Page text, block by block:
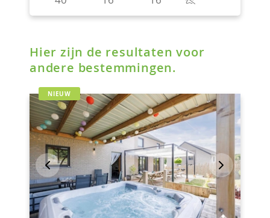
Hier zijn de resultaten voor
andere bestemmingen.